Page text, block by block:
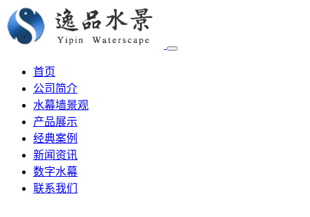
首页
公司简介
水幕墙景观
产品展示
经典案例
新闻资讯
数字水幕
联系我们